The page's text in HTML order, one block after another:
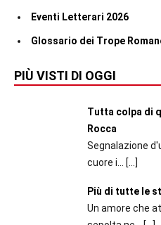
Eventi Letterari 2026
Glossario dei Trope
PIÙ VISTI DI OGGI
Tutta colpa di
Rocca
Segnalazione
cuore i... […]
Più di tutte le
Un amore che